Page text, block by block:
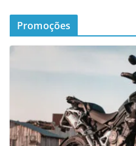
Promoções